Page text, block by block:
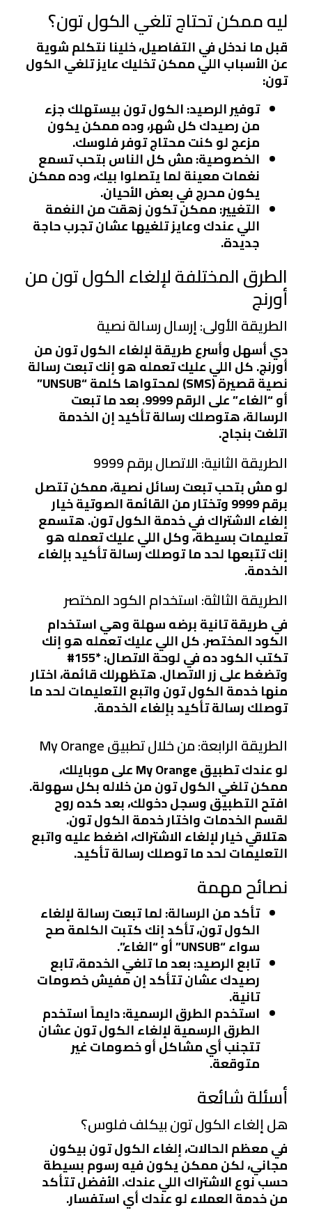
ليه ممكن تحتاج تلغي الكول تون؟
قبل ما ندخل في التفاصيل، خلينا نتكلم شوية
عن الأسباب اللي ممكن تخليك عايز تلغي الكول
تون:
توفير الرصيد: الكول تون بيستهلك جزء
من رصيدك كل شهر، وده ممكن يكون
مزعج لو كنت محتاج توفر فلوسك.
الخصوصية: مش كل الناس بتحب تسمع
نغمات معينة لما يتصلوا بيك، وده ممكن
يكون محرج في بعض الأحيان.
التغيير: ممكن تكون زهقت من النغمة
اللي عندك وعايز تلغيها عشان تجرب حاجة
جديدة.
الطرق المختلفة لإلغاء الكول تون من
أورنج
الطريقة الأولى: إرسال رسالة نصية
دي أسهل وأسرع طريقة لإلغاء الكول تون من
أورنج. كل اللي عليك تعمله هو إنك تبعت رسالة
نصية قصيرة (SMS) لمحتواها كلمة “UNSUB”
أو “الغاء” على الرقم 9999. بعد ما تبعت
الرسالة، هتوصلك رسالة تأكيد إن الخدمة
اتلغت بنجاح.
الطريقة الثانية: الاتصال برقم 9999
لو مش بتحب تبعت رسائل نصية، ممكن تتصل
برقم 9999 وتختار من القائمة الصوتية خيار
إلغاء الاشتراك في خدمة الكول تون. هتسمع
تعليمات بسيطة، وكل اللي عليك تعمله هو
إنك تتبعها لحد ما توصلك رسالة تأكيد بإلغاء
الخدمة.
الطريقة الثالثة: استخدام الكود المختصر
في طريقة تانية برضه سهلة وهي استخدام
الكود المختصر. كل اللي عليك تعمله هو إنك
تكتب الكود ده في لوحة الاتصال: *155#
وتضغط على زر الاتصال. هتظهرلك قائمة، اختار
منها خدمة الكول تون واتبع التعليمات لحد ما
توصلك رسالة تأكيد بإلغاء الخدمة.
الطريقة الرابعة: من خلال تطبيق My Orange
لو عندك تطبيق My Orange على موبايلك،
ممكن تلغي الكول تون من خلاله بكل سهولة.
افتح التطبيق وسجل دخولك، بعد كده روح
لقسم الخدمات واختار خدمة الكول تون.
هتلاقي خيار لإلغاء الاشتراك، اضغط عليه واتبع
التعليمات لحد ما توصلك رسالة تأكيد.
نصائح مهمة
تأكد من الرسالة: لما تبعت رسالة لإلغاء
الكول تون، تأكد إنك كتبت الكلمة صح
سواء “UNSUB” أو “الغاء”.
تابع الرصيد: بعد ما تلغي الخدمة، تابع
رصيدك عشان تتأكد إن مفيش خصومات
تانية.
استخدم الطرق الرسمية: دايماً استخدم
الطرق الرسمية لإلغاء الكول تون عشان
تتجنب أي مشاكل أو خصومات غير
متوقعة.
أسئلة شائعة
هل إلغاء الكول تون بيكلف فلوس؟
في معظم الحالات، إلغاء الكول تون بيكون
مجاني، لكن ممكن يكون فيه رسوم بسيطة
حسب نوع الاشتراك اللي عندك. الأفضل تتأكد
من خدمة العملاء لو عندك أي استفسار.